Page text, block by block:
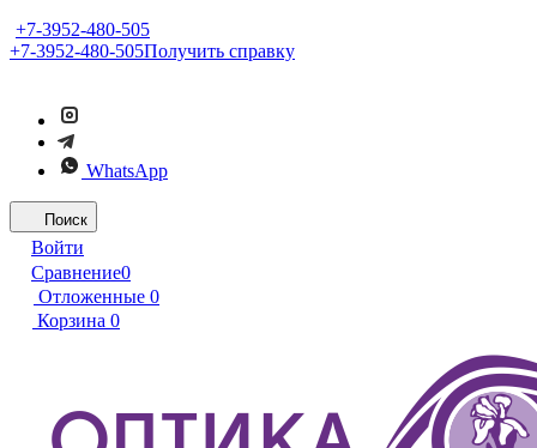
+7-3952-480-505
+7-3952-480-505Получить справку
WhatsApp
Поиск
Войти
Сравнение0
Отложенные 0
Корзина 0